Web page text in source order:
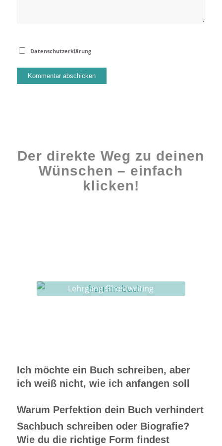
Datenschutzerklärung
Der direkte Weg zu deinen
Wünschen – einfach
klicken!
Lehrgang Ghostwriting
Ich möchte ein Buch schreiben, aber
ich weiß nicht, wie ich anfangen soll
Warum Perfektion dein Buch verhindert
Sachbuch schreiben oder Biografie?
Wie du die richtige Form findest